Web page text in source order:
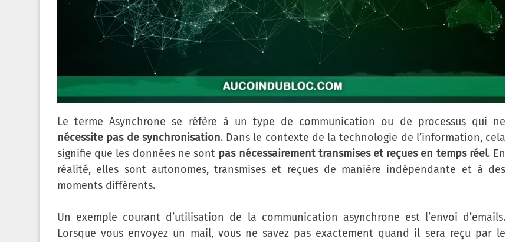
Le terme Asynchrone se réfère à un type de communication ou de processus qui ne
nécessite pas de synchronisation. Dans le contexte de la technologie de l’information, cela
signifie que les données ne sont pas nécessairement transmises et reçues en temps réel. En
réalité, elles sont autonomes, transmises et reçues de manière indépendante et à des
moments différents.
Un exemple courant d’utilisation de la communication asynchrone est l’envoi d’emails.
Lorsque vous envoyez un mail, vous ne savez pas exactement quand il sera reçu par le